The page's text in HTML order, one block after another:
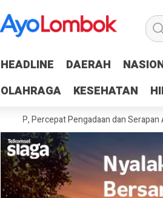
HEADLINE DAERAH
OLAHRAGA
KESEHATAN
HEADLINE DAERAH
OLAHRAGA
KESEHATAN
Pengadaan dan Serapan Anggaran